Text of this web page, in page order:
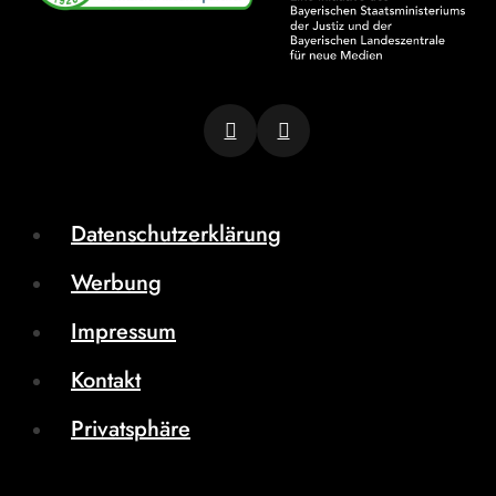
Datenschutzerklärung
Werbung
Impressum
Kontakt
Privatsphäre